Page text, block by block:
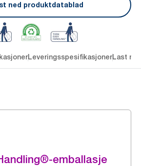
ned produktdatablad
LeveringsspesifikasjonerLast
emballasje